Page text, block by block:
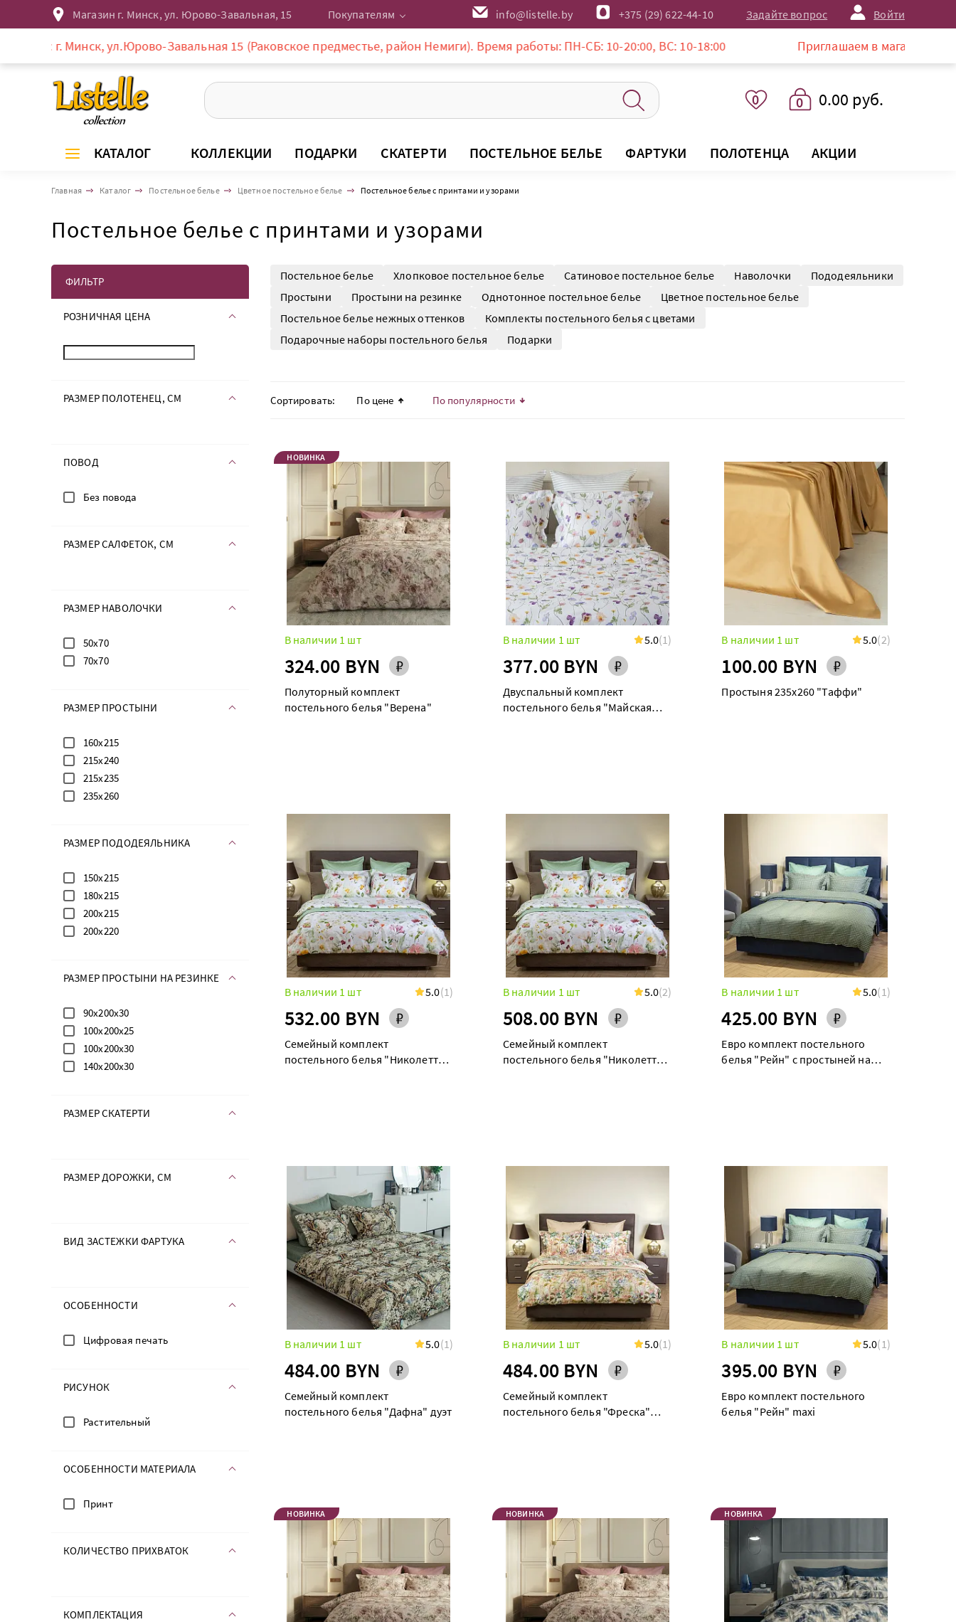
Магазин г. Минск, ул. Юрово-Завальная, 15 Покупателям info@listelle.by +375 (29) 622-44-10 Задайте вопрос Войти
Минск, ул.Юрово-Завальная 15 (Раковское предместье, район Немиги). Время работы: ПН-СБ: 10-20:00, ВС: 10-18:00 Приглашаем в магазин LISTELLE по
0 0 0.00 руб.
КАТАЛОГ КОЛЛЕКЦИИ ПОДАРКИ СКАТЕРТИ ПОСТЕЛЬНОЕ БЕЛЬЕ ФАРТУКИ ПОЛОТЕНЦА АКЦИИ
Главная Каталог Постельное белье Цветное постельное белье Постельное белье с принтами и узорами
Постельное белье с принтами и узорами
ФИЛЬТР
РОЗНИЧНАЯ ЦЕНА
РАЗМЕР ПОЛОТЕНЕЦ, СМ
ПОВОД
Без повода
РАЗМЕР САЛФЕТОК, СМ
РАЗМЕР НАВОЛОЧКИ
50х70
70х70
РАЗМЕР ПРОСТЫНИ
160х215
215х240
215х235
235х260
РАЗМЕР ПОДОДЕЯЛЬНИКА
150х215
180х215
200х215
200х220
РАЗМЕР ПРОСТЫНИ НА РЕЗИНКЕ
90х200х30
100х200х25
100х200х30
140х200х30
РАЗМЕР СКАТЕРТИ
РАЗМЕР ДОРОЖКИ, СМ
ВИД ЗАСТЕЖКИ ФАРТУКА
ОСОБЕННОСТИ
Цифровая печать
РИСУНОК
Растительный
ОСОБЕННОСТИ МАТЕРИАЛА
Принт
КОЛИЧЕСТВО ПРИХВАТОК
КОМПЛЕКТАЦИЯ
Постельное белье Хлопковое постельное белье Сатиновое постельное белье Наволочки
Пододеяльники
Простыни
Простыни на резинке Однотонное постельное белье
Цветное постельное белье
Постельное белье нежных оттенков
Комплекты постельного белья с цветами
Подарочные наборы постельного белья
Подарки
Сортировать: По цене По популярности
НОВИНКА
В наличии 1 шт
324.00 BYN
Полуторный комплект
постельного белья "Верена"
В наличии 1 шт 5.0(1)
377.00 BYN
Двуспальный комплект
постельного белья "Майская
В наличии 1 шт 5.0(2)
100.00 BYN
Простыня 235х260 "Таффи"
В наличии 1 шт 5.0(1)
532.00 BYN
Семейный комплект
постельного белья "Николетта"
В наличии 1 шт 5.0(2)
508.00 BYN
Семейный комплект
постельного белья "Николетта"
В наличии 1 шт 5.0(1)
425.00 BYN
Евро комплект постельного
белья "Рейн" с простыней на
В наличии 1 шт 5.0(1)
484.00 BYN
Семейный комплект
постельного белья "Дафна" дуэт
В наличии 1 шт 5.0(1)
484.00 BYN
Семейный комплект
постельного белья "Фреска"
В наличии 1 шт 5.0(1)
395.00 BYN
Евро комплект постельного
белья "Рейн" maxi
НОВИНКА НОВИНКА НОВИНКА